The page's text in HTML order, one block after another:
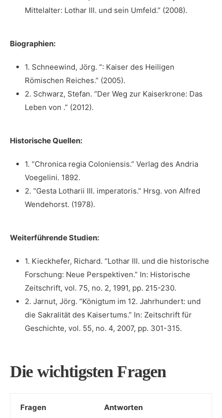
Mittelalter: Lothar III. und sein Umfeld.” (2008).
Biographien:
1. Schneewind, Jörg. “: Kaiser des Heiligen
Römischen Reiches.”⁣ (2005).
2. Schwarz, Stefan. “Der‌ Weg zur Kaiserkrone: Das
Leben von .” (2012).
Historische Quellen:
1. “Chronica regia Coloniensis.” Verlag des ‍Andria
Voegelini. 1892.
2. “Gesta ⁣Lotharii⁣ III. imperatoris.” Hrsg. von ⁣Alfred
Wendehorst. (1978).
Weiterführende Studien:
1. Kieckhefer, Richard. “Lothar III.‌ und die historische
Forschung: Neue Perspektiven.” In:‍ Historische
Zeitschrift,​ vol. 75, no. 2, 1991, pp. 215-230.
2. Jarnut, Jörg. “Königtum im 12. Jahrhundert:‍ und
die ‌Sakralität des Kaisertums.” In: Zeitschrift ‌für
Geschichte, vol.​ 55, ‍no. 4, 2007, pp. 301-315.
Die wichtigsten ​Fragen
Fragen Antworten